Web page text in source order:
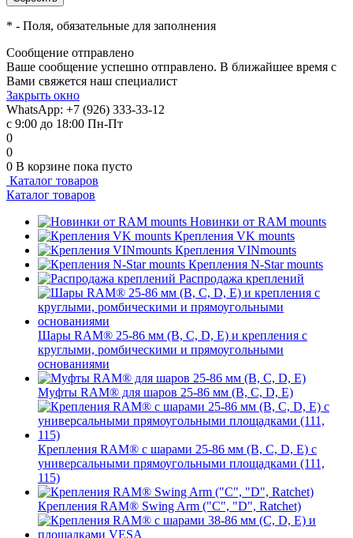
* - Поля, обязательные для заполнения
Сообщение отправлено
Ваше сообщение успешно отправлено. В ближайшее время с
Вами свяжется наш специалист
Закрыть окно
WhatsApp: +7 (926) 333-33-12
с 9:00 до 18:00 Пн-Пт
0
0
0 В корзине пока пусто
Каталог товаров
Каталог товаров
Новинки от RAM mounts
Крепления VK mounts
Крепления VINmounts
Крепления N-Star mounts
Распродажа креплений
Шары RAM® 25-86 мм (B, C, D, E) и крепления с
круглыми, ромбическими и прямоугольными
основаниями
Муфты RAM® для шаров 25-86 мм (B, C, D, E)
Крепления RAM® с шарами 25-86 мм (B, C, D, E) с
универсальными прямоугольными площадками (111,
115)
Крепления RAM® Swing Arm ("C", "D", Ratchet)